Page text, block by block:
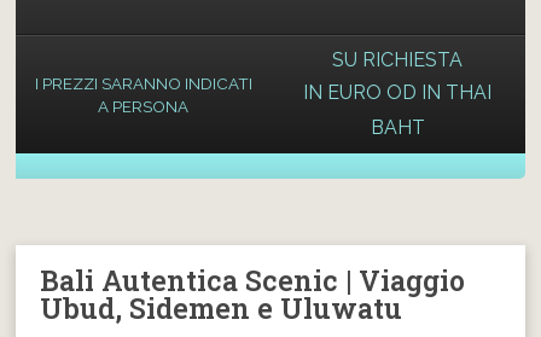
I PREZZI SARANNO INDICATI
A PERSONA
SU RICHIESTA
IN EURO OD IN THAI
BAHT
Bali Autentica Scenic | Viaggio
Ubud, Sidemen e Uluwatu